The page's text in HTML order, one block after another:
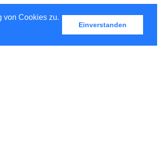
von Cookies zu.
Einverstanden